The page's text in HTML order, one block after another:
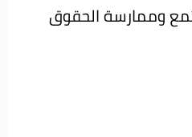
وممارسة الحقوق